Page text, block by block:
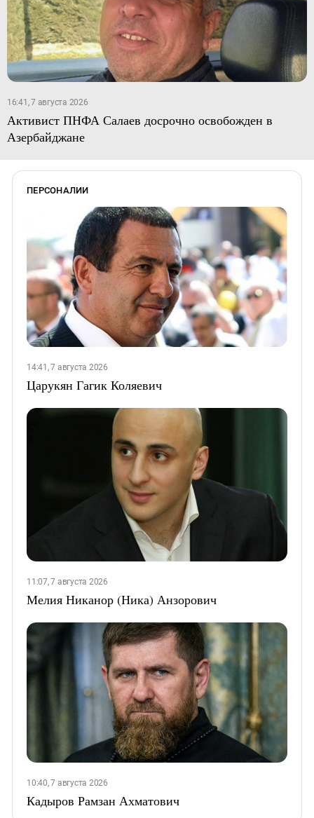
16:41, 7 августа 2026
Активист ПНФА Салаев досрочно освобожден в
Азербайджане
ПЕРСОНАЛИИ
14:41, 7 августа 2026
Царукян Гагик Коляевич
11:07, 7 августа 2026
Мелия Никанор (Ника) Анзорович
10:40, 7 августа 2026
Кадыров Рамзан Ахматович